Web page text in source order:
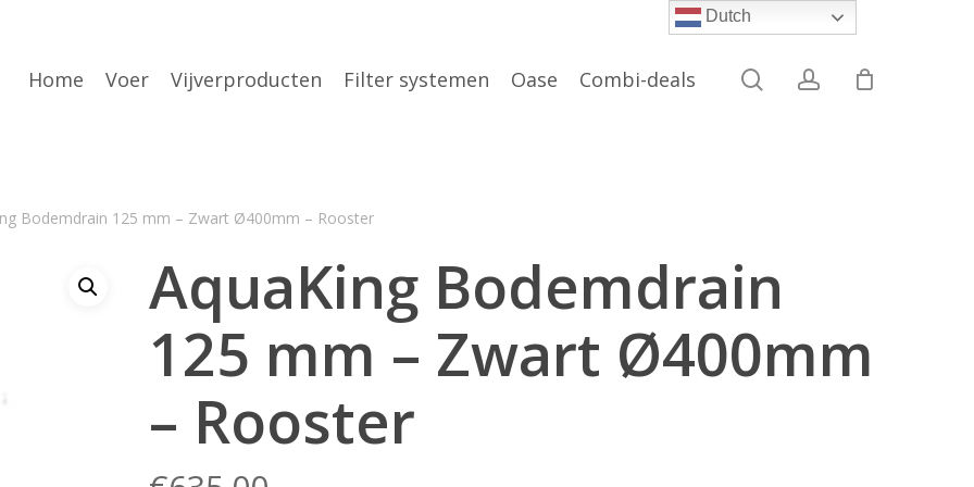
Home Voer Vijverproducten Filter systemen Oase Combi-deals searchaccount
Bodemdrain 125 mm – Zwart Ø400mm – Rooster
AquaKing Bodemdrain
125 mm – Zwart Ø400mm
– Rooster
Dutch